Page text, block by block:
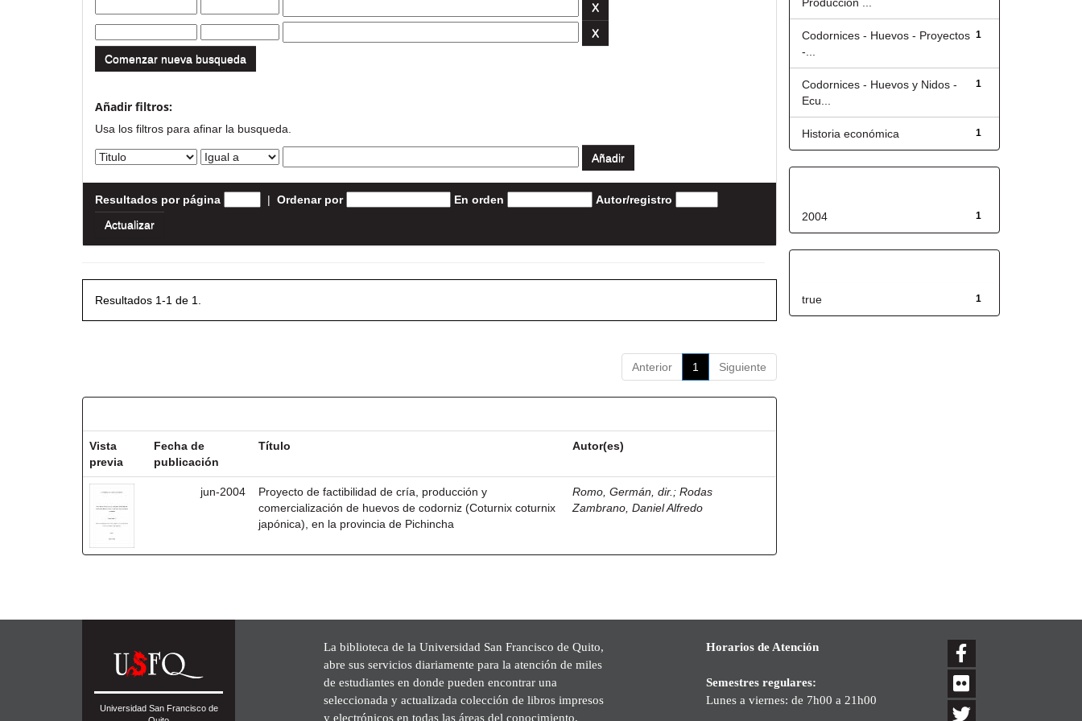
Comenzar nueva busqueda
Añadir filtros:
Usa los filtros para afinar la busqueda.
Resultados por página | Ordenar por En orden Autor/registro
Resultados 1-1 de 1.
Anterior 1 Siguiente
Vista
previa
Fecha de
publicación
Título Autor(es)
jun-2004
Proyecto de factibilidad de cría, producción y
comercialización de huevos de codorniz (Coturnix coturnix
japónica), en la provincia de Pichincha
Romo, Germán, dir. ;Rodas
Zambrano, Daniel Alfredo
1
Codornices - Huevos - Proyectos
-...
1
Codornices - Huevos y Nidos -
Ecu...
1
Historia económica
1
2004
1
true
Universidad San Francisco de
La biblioteca de la Universidad San Francisco de Quito,
abre sus servicios diariamente para la atención de miles
de estudiantes en donde pueden encontrar una
seleccionada y actualizada colección de libros impresos
y electrónicos en todas las áreas del conocimiento,
Horarios de Atención
Semestres regulares:
Lunes a viernes: de 7h00 a 21h00